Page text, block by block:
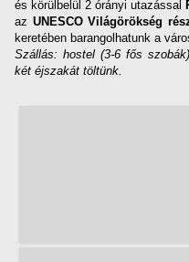
és körülbelül 2 órányi utazással
az UNESCO Világörökség
keretében barangolhatunk a
Szállás: hostel (3-6 fős
két éjszakát töltünk.